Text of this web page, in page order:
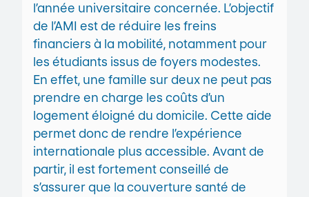
l’année universitaire concernée. L’objectif
de l’AMI est de réduire les freins
financiers à la mobilité, notamment pour
les étudiants issus de foyers modestes.
En effet, une famille sur deux ne peut pas
prendre en charge les coûts d’un
logement éloigné du domicile. Cette aide
permet donc de rendre l’expérience
internationale plus accessible. Avant de
partir, il est fortement conseillé de
s’assurer que la couverture santé de